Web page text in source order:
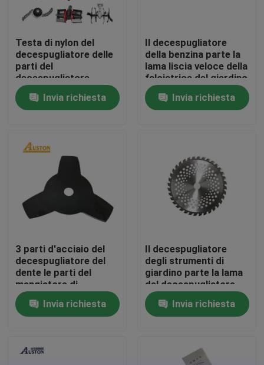
Casa.
Prodotti
Video
display di fabbrica
Contattaci
Chiedi un preventivo
Motosega della benzina
Testa di nylon del
decespugliatore delle
parti del
decespugliatore
dell'erba del CE
Invia richiesta
Il decespugliatore
della benzina parte la
lama liscia veloce della
falciatrice del giardino
di taglio 2T
Invia richiesta
3 parti d'acciaio del
decespugliatore del
dente le parti del
mangiatore di
erbaccia del
regolatore della lama
della falciatrice
Invia richiesta
Il decespugliatore
degli strumenti di
giardino parte la lama
del decespugliatore
della lega 40T
Invia richiesta